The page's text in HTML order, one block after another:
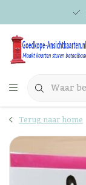
Terug naar home